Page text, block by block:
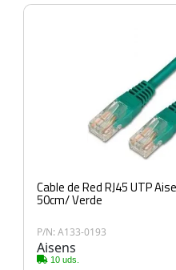
Cable de Red RJ45 UTP
50cm/ Verde
P/N: A133-0193
Aisens
10 uds.